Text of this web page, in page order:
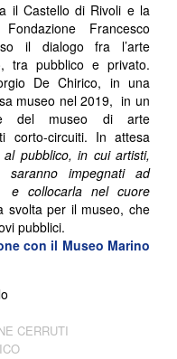
il Castello di Rivoli e la
Francesco
il dialogo fra l’arte
tra pubblico e privato.
De Chirico, in una
museo nel 2019, in un
del museo di arte
corto-circuiti. In attesa
pubblico, in cui artisti,
saranno impegnati ad
e collocarla nel cuore
svolta per il museo, che
pubblici.
con il Museo Marino
CERRUTI